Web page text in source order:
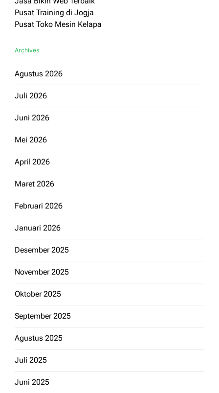
Pusat Training di Jogja
Pusat Toko Mesin Kelapa
Archives
Agustus 2026
Juli 2026
Juni 2026
Mei 2026
April 2026
Maret 2026
Februari 2026
Januari 2026
Desember 2025
November 2025
Oktober 2025
September 2025
Agustus 2025
Juli 2025
Juni 2025